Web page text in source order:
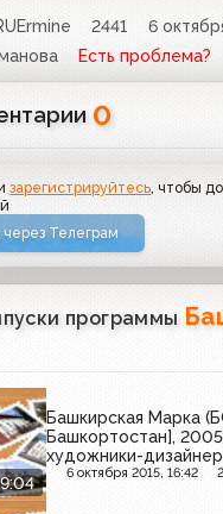
2441
6
Есть проблема?
0
зарегистрируйтесь , чтобы
через Телеграм
программы
Башкирская Марка
Башкортостан],
художники-
и природа
6 октября 2015, 16:42